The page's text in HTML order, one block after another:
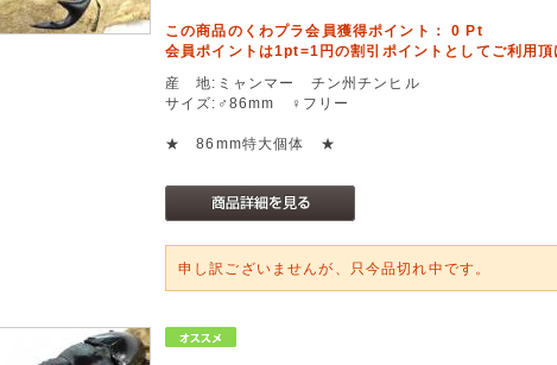
この商品のくわプラ会員獲得ポイント：0 Pt
会員ポイントは1pt=1円の割引ポイントとしてご利用頂
産 地:ミャンマー チン州チンヒル
サイズ:♂86mm ♀フリー
★ 86mm特大個体 ★
申し訳ございませんが、只今品切れ中です。